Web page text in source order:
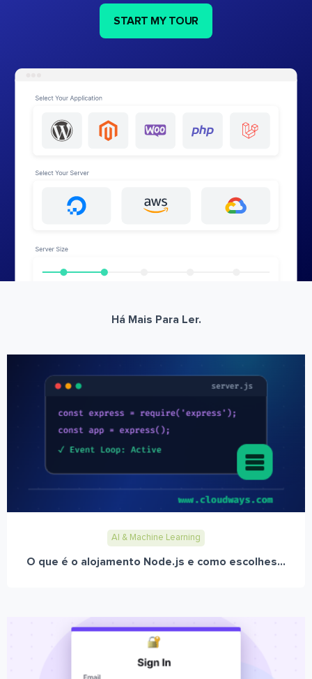
START MY TOUR
Há Mais Para Ler.
AI & Machine Learning
O que é o alojamento Node.js e como escolhes...